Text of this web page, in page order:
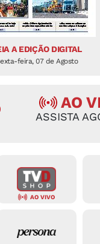
A EDIÇÃO DIGITAL
feira, 07 de Agosto
AO
ASSISTA
AO VIVO